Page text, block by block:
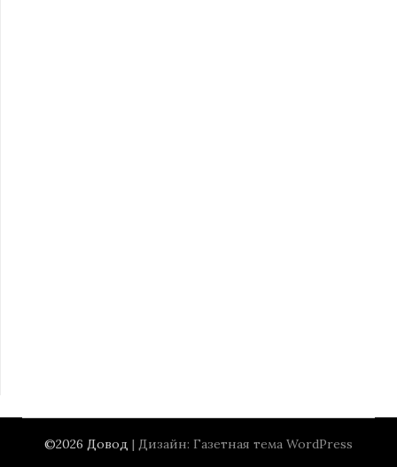
©2026 Довод | Дизайн: Газетная тема WordPress